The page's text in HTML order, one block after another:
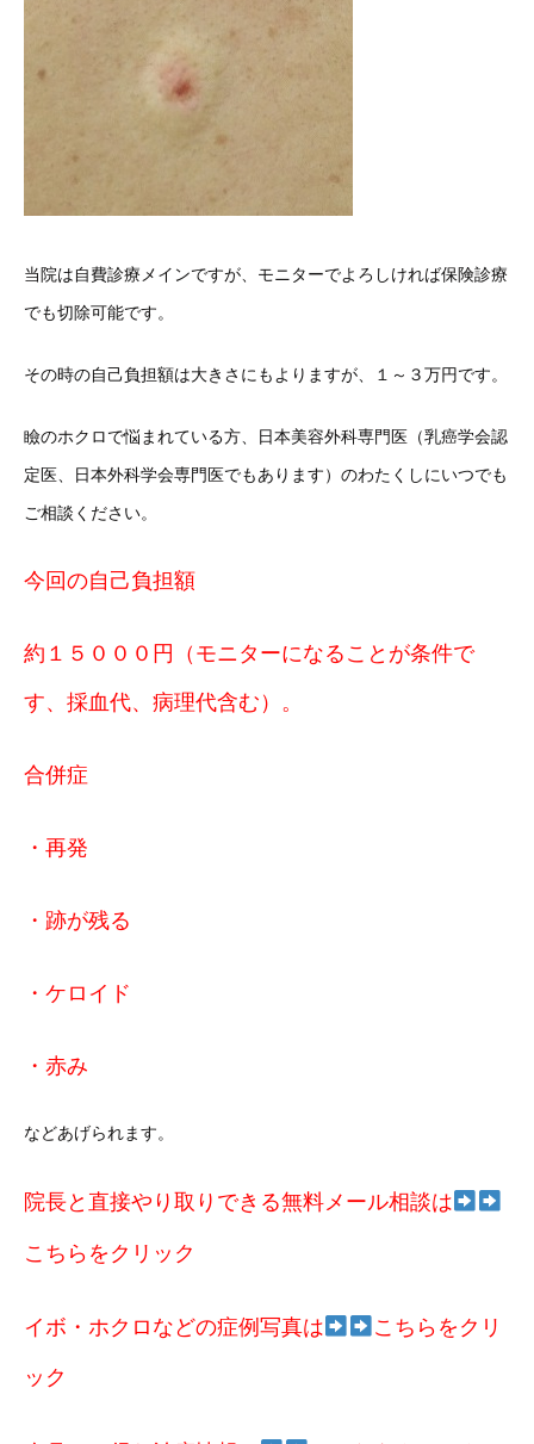
当院は自費診療メインですが、モニターでよろしければ保険診療
でも切除可能です。
その時の自己負担額は大きさにもよりますが、１～３万円です。
瞼のホクロで悩まれている方、日本美容外科専門医（乳癌学会認
定医、日本外科学会専門医でもあります）のわたくしにいつでも
ご相談ください。
今回の自己負担額
約１５０００円（モニターになることが条件で
す、採血代、病理代含む）。
合併症
・再発
・跡が残る
・ケロイド
・赤み
などあげられます。
院長と直接やり取りできる無料メール相談は
こちらをクリック
イボ・ホクロなどの症例写真は こちらをクリ
ック